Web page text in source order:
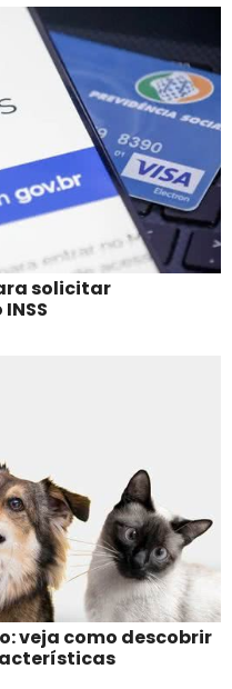
solicitar
veja como descobrir